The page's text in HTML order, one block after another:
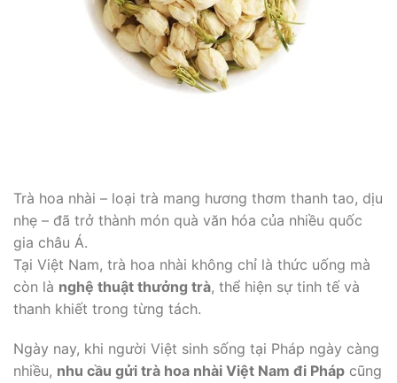
Trà hoa nhài – loại trà mang hương thơm thanh tao, dịu
nhẹ – đã trở thành món quà văn hóa của nhiều quốc
gia châu Á.
Tại Việt Nam, trà hoa nhài không chỉ là thức uống mà
còn là nghệ thuật thưởng trà, thể hiện sự tinh tế và
thanh khiết trong từng tách.
Ngày nay, khi người Việt sinh sống tại Pháp ngày càng
nhiều, nhu cầu gửi trà hoa nhài Việt Nam đi Pháp cũng